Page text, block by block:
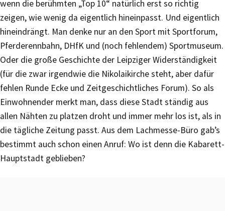
wenn die berühmten „Top 10“ natürlich erst so richtig
zeigen, wie wenig da eigentlich hineinpasst. Und eigentlich
hineindrängt. Man denke nur an den Sport mit Sportforum,
Pferderennbahn, DHfK und (noch fehlendem) Sportmuseum.
Oder die große Geschichte der Leipziger Widerständigkeit
(für die zwar irgendwie die Nikolaikirche steht, aber dafür
fehlen Runde Ecke und Zeitgeschichtliches Forum). So als
Einwohnender merkt man, dass diese Stadt ständig aus
allen Nähten zu platzen droht und immer mehr los ist, als in
die tägliche Zeitung passt. Aus dem Lachmesse-Büro gab’s
bestimmt auch schon einen Anruf: Wo ist denn die Kabarett-
Hauptstadt geblieben?